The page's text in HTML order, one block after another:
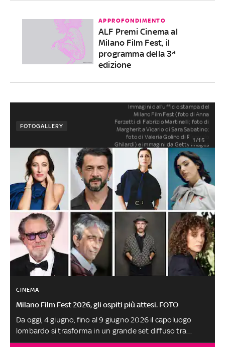
APPROFONDIMENTO
ALF Premi Cinema al
Milano Film Fest, il
programma della 3ª
edizione
FOTOGALLERY
Immagini dall'ufficio stampa del
Milano Film Fest (foto di Anna
Ferzetti di Fabrizio Martinelli; foto di
Margherita Vicario di Sara Sabatino;
foto di Valeria Golino di Riccardo
Ghilardi) e immagini da Getty Images
1/15
CINEMA
Milano Film Fest 2026, gli ospiti più attesi. FOTO
Da oggi, 4 giugno, fino al 9 giugno 2026 il capoluogo
lombardo si trasforma in un grande set diffuso tra
cinema, teatri e piazze. Il programma della kermesse